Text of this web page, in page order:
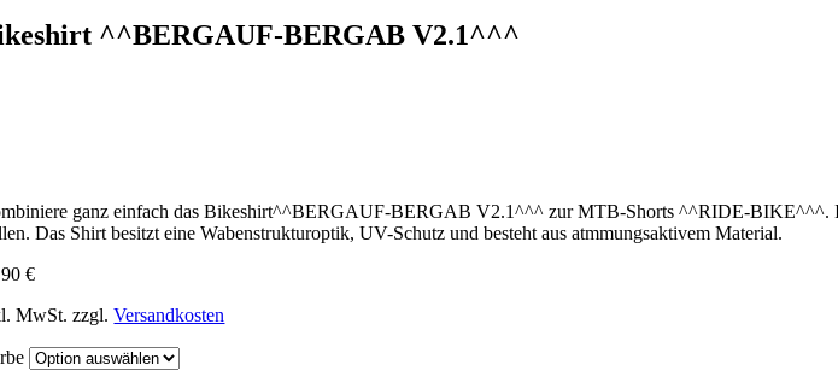
^^BERGAUF-BERGAB V2.1^^^
ganz einfach das Bikeshirt^^BERGAUF-BERGAB V2.1^^^ zur MTB-Shorts ^^RIDE-BIKE^^^.
Das Shirt besitzt eine Wabenstrukturoptik, UV-Schutz und besteht aus atmmungsaktivem Material.
€
MwSt. zzgl.Versandkosten